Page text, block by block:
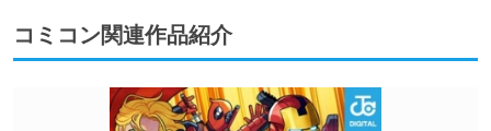
コミコン関連作品紹介